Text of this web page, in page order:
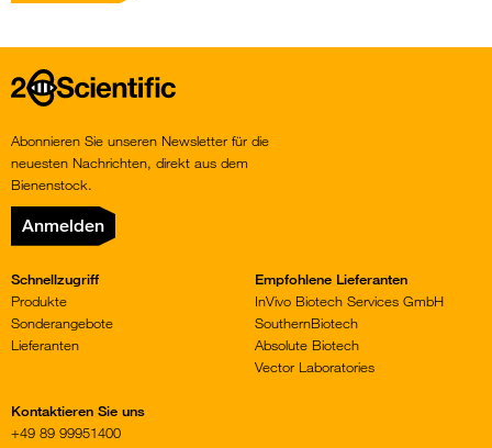
Home
Abonnieren Sie unseren Newsletter für die
neuesten Nachrichten, direkt aus dem
Bienenstock.
Anmelden
Schnellzugriff
Produkte
Sonderangebote
Lieferanten
Empfohlene Lieferanten
InVivo Biotech Services GmbH
SouthernBiotech
Absolute Biotech
Vector Laboratories
Kontaktieren Sie uns
+49 89 99951400